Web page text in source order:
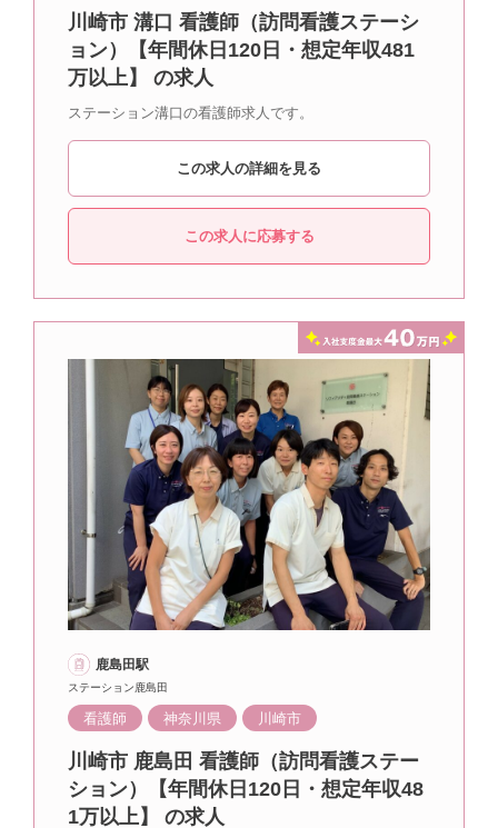
川崎市 溝口 看護師（訪問看護ステーシ
ョン）【年間休日120日・想定年収481
万以上】 の求人
ステーション溝口の看護師求人です。
この求人の詳細を見る
この求人に応募する
鹿島田駅
ステーション鹿島田
看護師 神奈川県 川崎市
川崎市 鹿島田 看護師（訪問看護ステー
ション）【年間休日120日・想定年収48
1万以上】 の求人